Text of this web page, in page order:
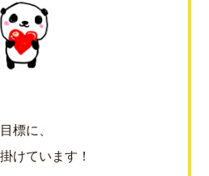
標に、
けています！